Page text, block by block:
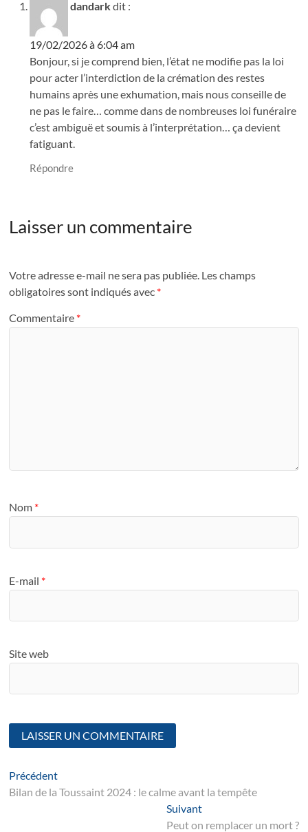
dandarkdit :
19/02/2026 à 6:04 am
Bonjour, si je comprend bien, l’état ne modifie pas la loi
pour acter l’interdiction de la crémation des restes
humains après une exhumation, mais nous conseille de
ne pas le faire… comme dans de nombreuses loi funéraire
c’est ambiguë et soumis à l’interprétation… ça devient
fatiguant.
Répondre
Laisser un commentaire
Votre adresse e-mail ne sera pas publiée. Les champs
obligatoires sont indiqués avec *
Commentaire *
Nom *
E-mail *
Site web
Navigation
de
PrécédentArticle
suivant
Bilan de la Toussaint 2024 : le calme avant la tempête
SuivantSuivant
post:
Peut on remplacer un mort ?